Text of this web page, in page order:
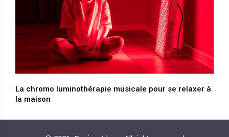
La chromo luminothérapie musicale pour se relaxer à
la maison